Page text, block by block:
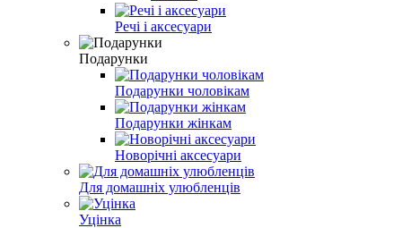
Речі і аксесуари
Подарунки
Подарунки чоловікам
Подарунки жінкам
Новорічні аксесуари
Для домашніх улюбленців
Уцінка